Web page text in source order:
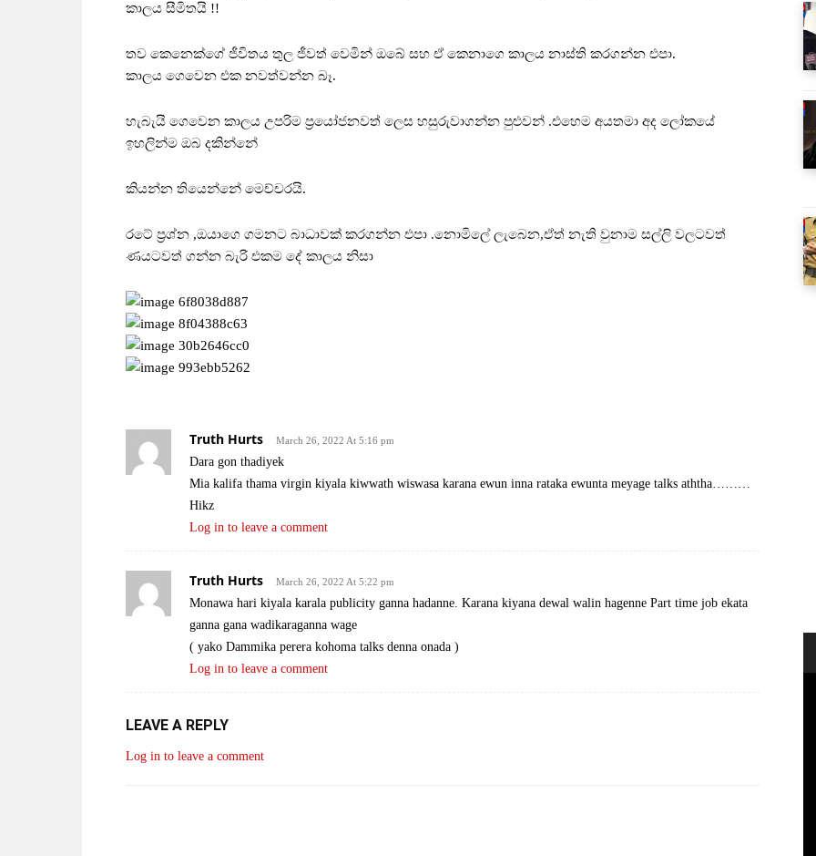
කාලය සීමිතයි !!
තව කෙනෙක්ගේ ජීවිතය තුල ජීවත් වෙමින් ඔබේ සහ ඒ කෙනාගෙ කාලය නාස්ති කරගන්න එපා.
කාලය ගෙවෙන එක නවත්වන්න බෑ.
හැබැයි ගෙවෙන කාලය උපරිම ප්‍රයෝජනවත් ලෙස හසුරුවාගන්න පුළුවන් .එහෙම අයතමා අද ලෝකයේ
ඉහලින්ම ඔබ දකින්නේ
කියන්න තියෙන්නේ මෙච්චරයි.
රටේ ප්‍රශ්න ,ඔයාගෙ ගමනට බාධාවක් කරගන්න එපා .නොමිලේ ලැබෙන,ඒත් නැති වුනාම සල්ලි වලටවත්
ණයටවත් ගන්න බැරි එකම දේ කාලය නිසා
Truth Hurts March 26, 2022 At 5:16 pm
Dara gon thadiyek
Mia kalifa thama virgin kiyala kiwwath wiswasa karana ewun inna rataka ewunta meyage talks aththa………
Hikz
Log in to leave a comment
Truth Hurts March 26, 2022 At 5:22 pm
Monawa hari kiyala karala publicity ganna hadanne. Karana kiyana dewal walin hagenne Part time job ekata
ganna gana wadikaraganna wage
( yako Dammika perera kohoma talks denna onada )
Log in to leave a comment
LEAVE A REPLY
Log in to leave a comment